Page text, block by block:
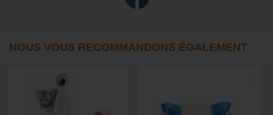
NOUS VOUS RECOMMANDONS ÉGALEMENT